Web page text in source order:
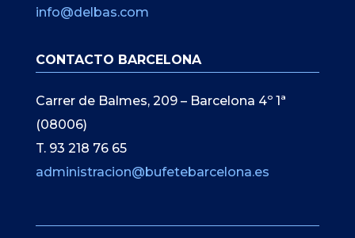
info@delbas.com
CONTACTO BARCELONA
Carrer de Balmes, 209 – Barcelona 4º 1ª
(08006)
T. 93 218 76 65
administracion@bufetebarcelona.es